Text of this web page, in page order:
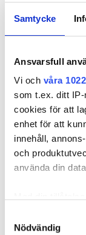
Samtycke
Ansvarsfull
Vi och våra
som t.ex. ditt
cookies för att
enhet för att
innehåll,
och
använda din
som kan ha
Nödvändig
brukarna, och
renovering.
ventilation och
och att minska
SMARTFONT:
HALVERADE
DET HAR
de senaste
och antologin
processen